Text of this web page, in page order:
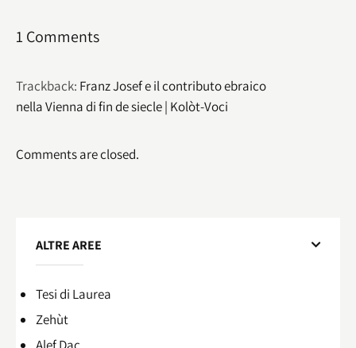
1 Comments
Trackback: Franz Josef e il contributo ebraico
nella Vienna di fin de siecle | Kolòt-Voci
Comments are closed.
ALTRE AREE
Tesi di Laurea
Zehùt